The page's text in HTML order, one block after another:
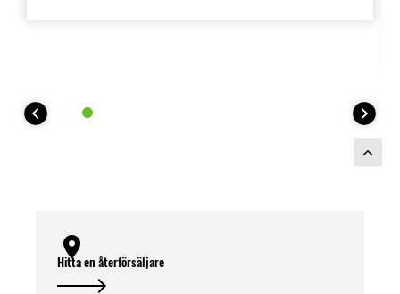
Hitta en återförsäljare